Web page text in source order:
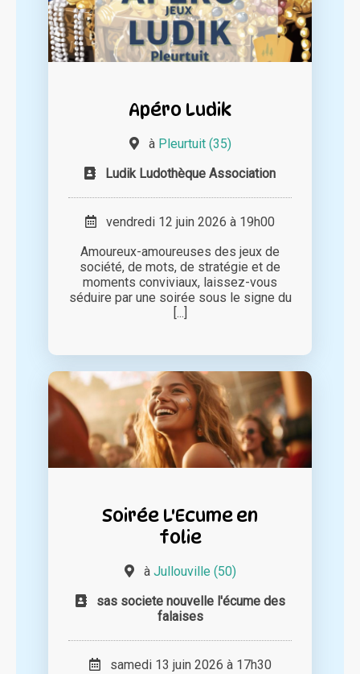
Apéro Ludik
à Pleurtuit (35)
Ludik Ludothèque Association
vendredi 12 juin 2026 à 19h00
Amoureux-amoureuses des jeux de
société, de mots, de stratégie et de
moments conviviaux, laissez-vous
séduire par une soirée sous le signe du
[...]
Soirée L'Ecume en
folie
à Jullouville (50)
sas societe nouvelle l'écume des
falaises
samedi 13 juin 2026 à 17h30